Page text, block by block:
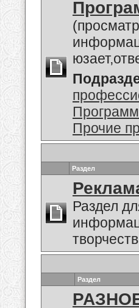
Прочие
Раздел
Раздел
Раздел